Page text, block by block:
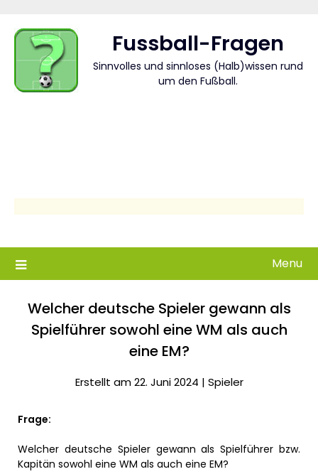
content
Fussball-Fragen
Sinnvolles und sinnloses (Halb)wissen rund
um den Fußball.
Menu
Welcher deutsche Spieler gewann als
Spielführer sowohl eine WM als auch
eine EM?
Erstellt am 22. Juni 2024 | Spieler
Frage:
Welcher deutsche Spieler gewann als Spielfüh­rer bzw.
Kapitän sowohl eine WM als auch eine EM?